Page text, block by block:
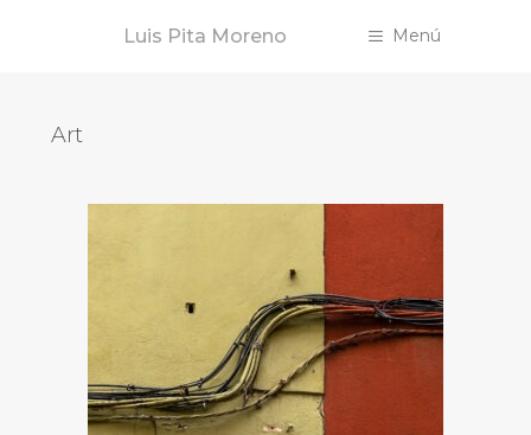
Luis Pita Moreno Menú
Art